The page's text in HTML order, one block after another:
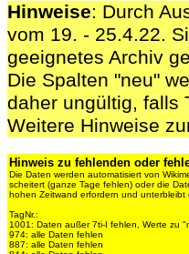
Hinweise: Durch
vom 19. - 25.4.22.
geeignetes Archiv
Die Spalten "neu"
daher ungültig, falls
Weitere Hinweise
Hinweis zu fehlenden oder
Die Daten werden automatisiert von
scheitert (ganze Tage fehlen) oder die
hohen Zeitwand erfordern und unterbleibt
TagNr.:
1001: Daten außer 7ti-I fehlen, Werte zu
974: alle Daten fehlen
887: alle Daten fehlen